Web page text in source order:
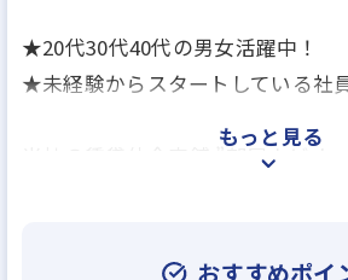
★20代30代40代の男女活躍中！
★未経験からスタートしている社
当社の賃貸仲介店舗 ”部屋ナビ
もっと見る
おすすめポイ